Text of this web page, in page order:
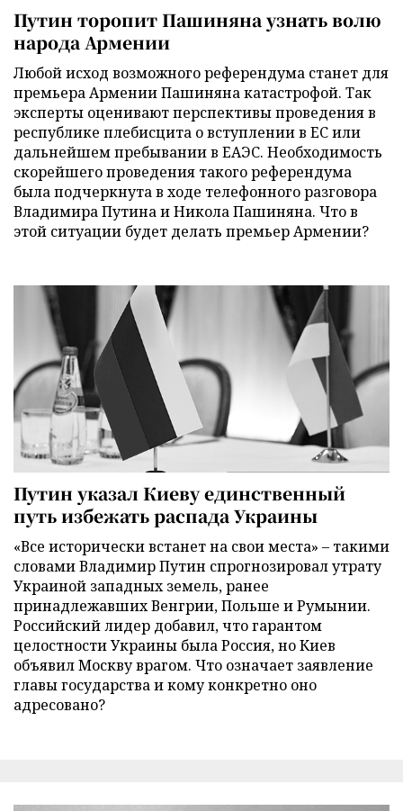
Путин торопит Пашиняна узнать волю
народа Армении
Любой исход возможного референдума станет для
премьера Армении Пашиняна катастрофой. Так
эксперты оценивают перспективы проведения в
республике плебисцита о вступлении в ЕС или
дальнейшем пребывании в ЕАЭС. Необходимость
скорейшего проведения такого референдума
была подчеркнута в ходе телефонного разговора
Владимира Путина и Никола Пашиняна. Что в
этой ситуации будет делать премьер Армении?
Путин указал Киеву единственный
путь избежать распада Украины
«Все исторически встанет на свои места» – такими
словами Владимир Путин спрогнозировал утрату
Украиной западных земель, ранее
принадлежавших Венгрии, Польше и Румынии.
Российский лидер добавил, что гарантом
целостности Украины была Россия, но Киев
объявил Москву врагом. Что означает заявление
главы государства и кому конкретно оно
адресовано?